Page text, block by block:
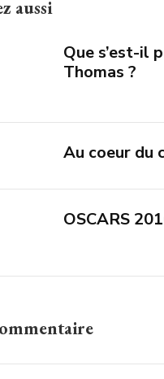
aussi
Que s’est-il
Thomas ?
Au coeur du
OSCARS